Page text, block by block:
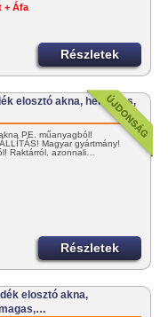
+ Áfa
Részletek
elosztó akna, hengeres,
PE. műanyagból!
Magyar gyártmány!
Raktárról, azonnali…
Részletek
elosztó akna,